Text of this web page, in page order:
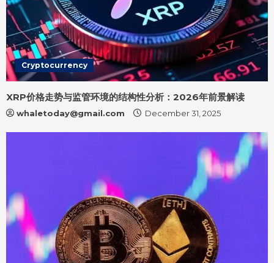
Cryptocurrency
XRP价格走势与监管环境的结构性分析：2026年前景解读
whaletoday@gmail.com December 31, 2025